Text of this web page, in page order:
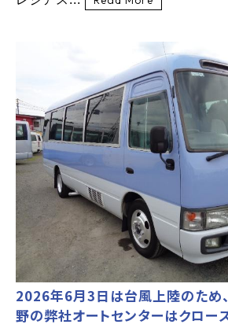
2026年6月3日は台風上陸のため
野の弊社オートセンターはクローズ